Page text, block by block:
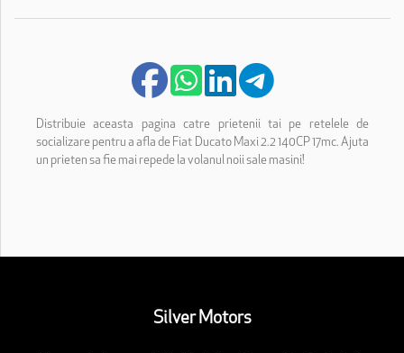
Distribuie aceasta pagina catre prietenii tai pe retelele de
socializare pentru a afla de Fiat Ducato Maxi 2.2 140CP 17mc. Ajuta
un prieten sa fie mai repede la volanul noii sale masini!
Silver Motors